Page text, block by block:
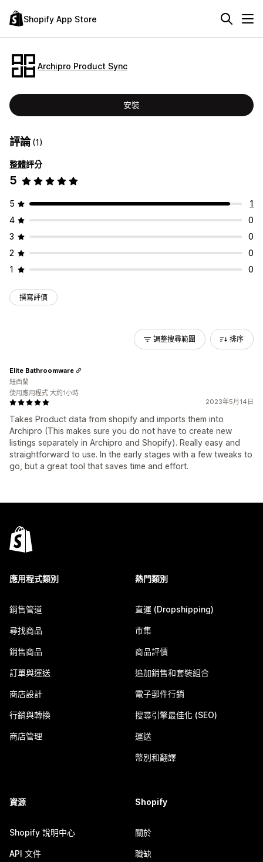
Shopify App Store
Archipro Product Sync
安裝
評論(1)
整體評分
5
5
1
4
0
3
0
2
0
1
0
撰寫評價
調整搜尋範圍 排序
2023年5月14日
Takes Product data from shopify and imports them into
Archipro (This makes sure you do not have to create new
listings separately in Archipro and Shopify). Really easy and
straightforward to use. In the early stages with a few tweaks to
go, but a great tool that saves time and effort.
Elite Bathroomware
紐西蘭
使用應用程式 大約1小時
應用程式類別
銷售管道
尋找商品
銷售商品
訂單與運送
商店設計
行銷與轉換
商店管理
熱門類別
直運 (Dropshipping)
市集
商品評價
追加銷售和套裝組合
電子郵件行銷
搜尋引擎最佳化 (SEO)
運送
幣別和翻譯
資源
Shopify 說明中心
API 文件
Shopify
關於
職缺